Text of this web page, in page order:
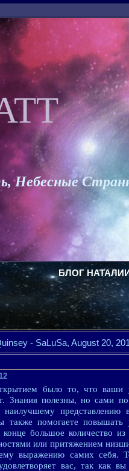
Небесные
БЛОГ
- SaLuSa, August 20,
было то, что ваши
Знания полезны, но сами
также помогаете
большое количество
или притяжением
выражению самих себя.
вас, так как